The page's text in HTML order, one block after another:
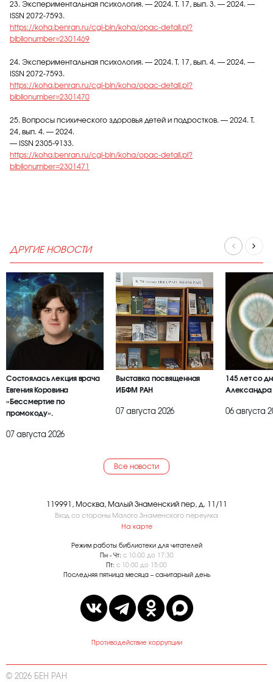
23. Экспериментальная психология. — 2024. Т. 17, вып. 3. — 2024. —
ISSN 2072-7593.
https://koha.benran.ru/cgi-bin/koha/opac-detail.pl?
biblionumber=2301469
24. Экспериментальная психология. — 2024. Т. 17, вып. 4. — 2024. —
ISSN 2072-7593.
https://koha.benran.ru/cgi-bin/koha/opac-detail.pl?
biblionumber=2301470
25. Вопросы психического здоровья детей и подростков. — 2024. Т.
24, вып. 4. — 2024.
— ISSN 2305-9133.
https://koha.benran.ru/cgi-bin/koha/opac-detail.pl?
biblionumber=2301471
ДРУГИЕ НОВОСТИ
Состоялась лекция врача
Евгения Коровина
«Бессмертие по
промокоду».
07 августа 2026
Выставка посвященная
ИБФМ РАН
07 августа 2026
145 лет со
Александра
06 августа
Все новости
119991, Москва, Малый Знаменский пер, д. 11/11
Вход со стороны Малого Знаменского переулка
На карте
Режим работы библиотеки для читателей
Пн - Чт: с 10:00 до 17:30
Пт: с 10:00 до 15:00
Последняя пятница месяца – санитарный день
Противодействие коррупции
© 2026 БЕН РАН